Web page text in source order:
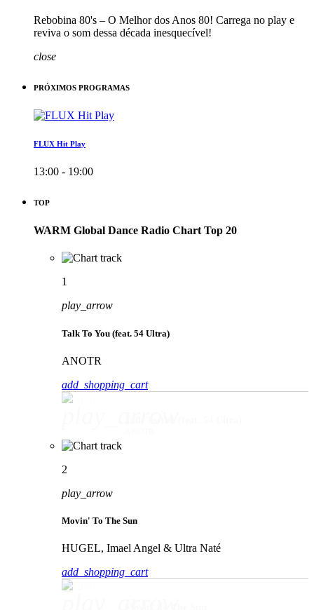
Rebobina 80's – O Melhor dos Anos 80! Carrega no play e
reviva o som dessa década inesquecível!
close
PRÓXIMOS PROGRAMAS
FLUX Hit Play
13:00 - 19:00
TOP
WARM Global Dance Radio Chart Top 20
1
play_arrow
Talk To You (feat. 54 Ultra)
ANOTR
add_shopping_cart
2
play_arrow
Movin' To The Sun
HUGEL, Imael Angel & Ultra Naté
add_shopping_cart